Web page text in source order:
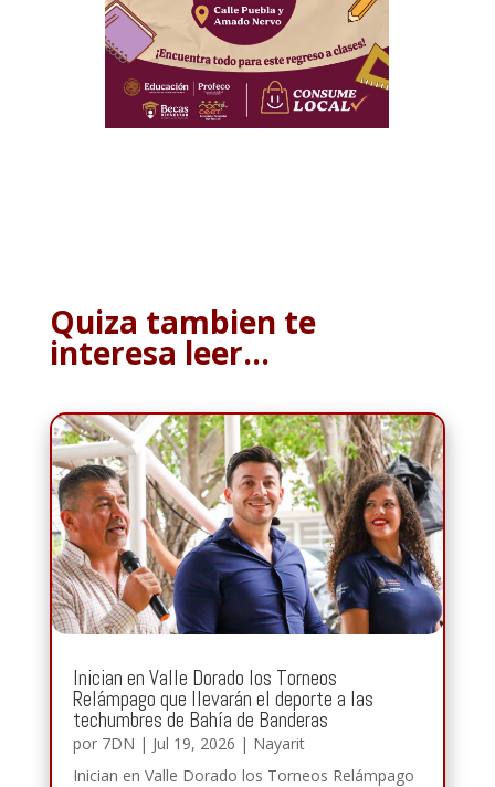
Quiza tambien te
interesa leer…
Inician en Valle Dorado los Torneos
Relámpago que llevarán el deporte a las
techumbres de Bahía de Banderas
por 7DN | Jul 19, 2026 | Nayarit
Inician en Valle Dorado los Torneos Relámpago